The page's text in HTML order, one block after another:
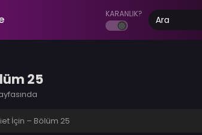
KARANLIK?
25
İçin – Bölüm 25